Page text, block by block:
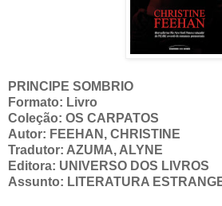
PRINCIPE SOMBRIO
Formato: Livro
Coleção: OS CARPATOS
Autor: FEEHAN, CHRISTINE
Tradutor: AZUMA, ALYNE
Editora: UNIVERSO DOS LIVROS
Assunto: LITERATURA